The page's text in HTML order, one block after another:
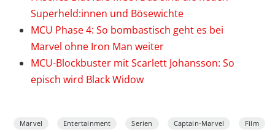
Superheld:innen und Bösewichte
MCU Phase 4: So bombastisch geht es bei
Marvel ohne Iron Man weiter
MCU-Blockbuster mit Scarlett Johansson: So
episch wird Black Widow
Marvel Entertainment Serien Captain-Marvel Film